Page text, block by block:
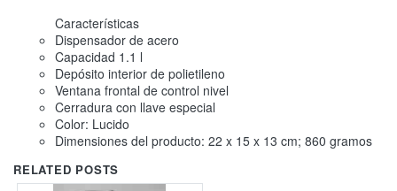
Características
Dispensador de acero
Capacidad 1.1 l
Depósito interior de polietileno
Ventana frontal de control nivel
Cerradura con llave especial
Color: Lucido
Dimensiones del producto: 22 x 15 x 13 cm; 860 gramos
RELATED POSTS